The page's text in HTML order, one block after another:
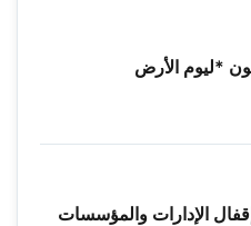
الخمسون *ليوم الأرض
الإدارات والمؤسسات